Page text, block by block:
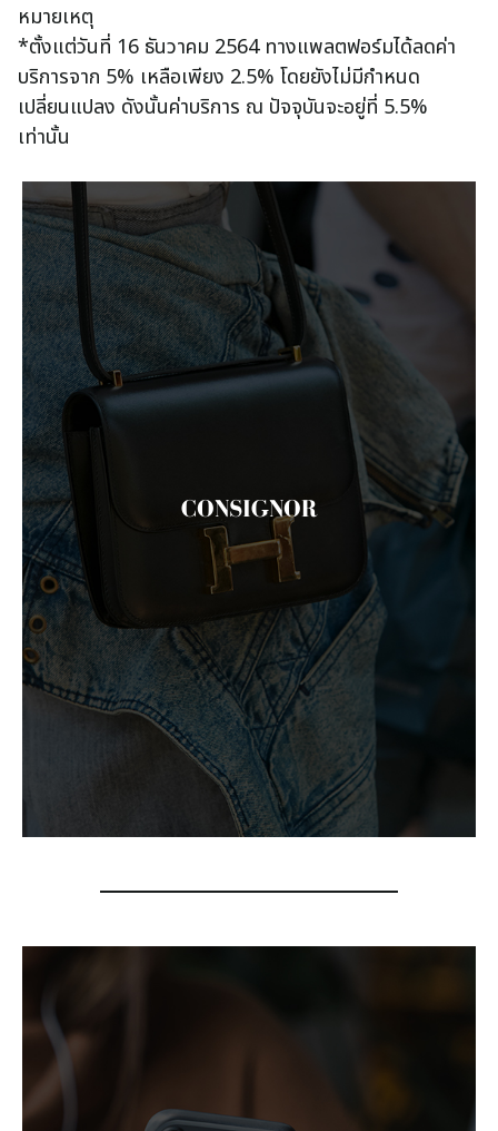
หมายเหตุ
*ตั้งแต่วันที่ 16 ธันวาคม 2564 ทางแพลตฟอร์มได้ลดค่า
บริการจาก 5% เหลือเพียง 2.5% โดยยังไม่มีกำหนด
เปลี่ยนแปลง ดังนั้นค่าบริการ ณ ปัจจุบันจะอยู่ที่ 5.5%
เท่านั้น
CONSIGNOR